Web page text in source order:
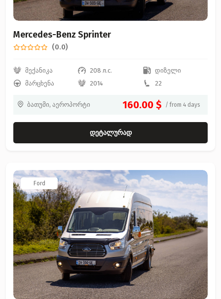
Mercedes-Benz Sprinter
(0.0)
მექანიკა 208 л.с.
დიზელი
მარცხენა
2014 22
ბათუმი, აეროპორტი 160.00 $ / from 4 days
დეტალურად
Ford